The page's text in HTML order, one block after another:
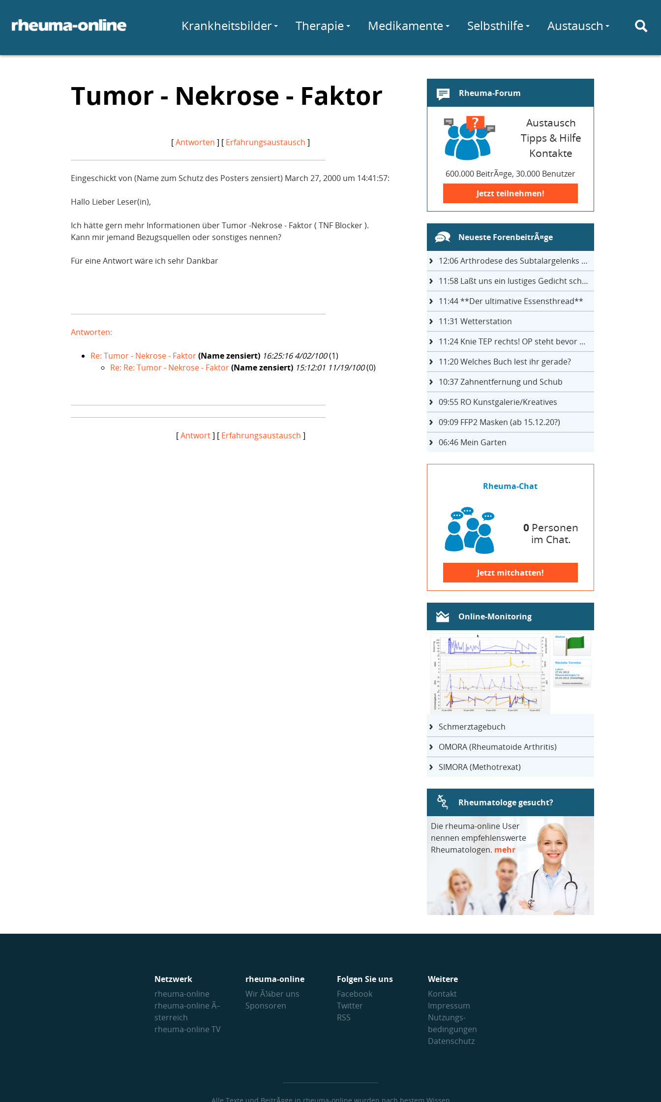
Krankheitsbilder Therapie Medikamente Selbsthilfe Austausch
Tumor - Nekrose - Faktor
[Antworten ] [ Erfahrungsaustausch ]
Eingeschickt von (Name zum Schutz des Posters zensiert) March 27, 2000 um 14:41:57:
Hallo Lieber Leser(in),
Ich hätte gern mehr Informationen über Tumor -Nekrose - Faktor ( TNF Blocker ).
Kann mir jemand Bezugsquellen oder sonstiges nennen?
Für eine Antwort wäre ich sehr Dankbar
Antworten:
Re: Tumor - Nekrose - Faktor(Name zensiert) 16:25:16 4/02/100(1)
Re: Re: Tumor - Nekrose - Faktor(Name zensiert) 15:12:01 11/19/100(0)
[Antwort] [ Erfahrungsaustausch ]
Rheuma-Forum
Austausch
Tipps & Hilfe
Kontakte
600.000 BeitrÃ¤ge, 30.000 Benutzer
Jetzt teilnehmen!
Neueste ForenbeitrÃ¤ge
12:06Arthrodese des Subtalargelenks mit 27
11:58Laßt uns ein lustiges Gedicht schreiben- jeder einen Satz
11:44**Der ultimative Essensthread**
11:31 Wetterstation
11:24Knie TEP rechts! OP steht bevor ...
11:20Welches Buch lest ihr gerade?
10:37Zahnentfernung und Schub
09:55RO Kunstgalerie/Kreatives
09:09FFP2 Masken (ab 15.12.20?)
06:46Mein Garten
Rheuma-Chat
0 Personen
im Chat.
Jetzt mitchatten!
Online-Monitoring
Schmerztagebuch
OMORA (Rheumatoide Arthritis)
SIMORA (Methotrexat)
Rheumatologe gesucht?
Die rheuma-online User
nennen empfehlenswerte
Rheumatologen. mehr
Netzwerk
rheuma-online
rheuma-online Ã–
sterreich
rheuma-online TV
rheuma-online
Wir Ã¼ber uns
Sponsoren
Folgen Sie uns
Facebook
Twitter
RSS
Weitere
Kontakt
Impressum
Nutzungs­
bedingungen
Datenschutz